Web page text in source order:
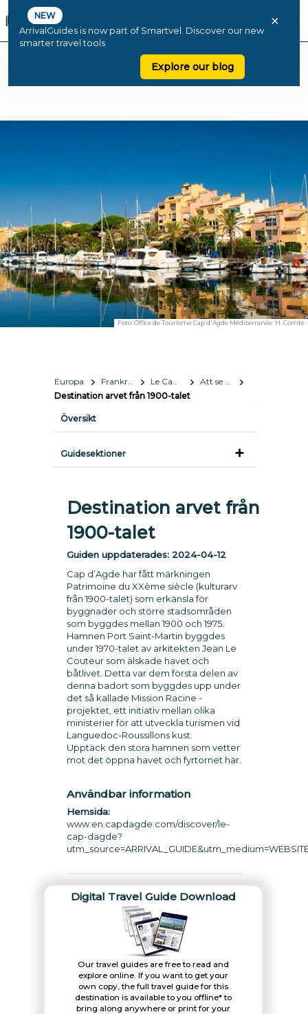
NEW
ArrivalGuides is now part of Smartvel. Discover our new
smarter travel tools
Explore our blog
×
Foto:Office de Tourisme Cap d'Agde Méditerranée: H. Comte
Europa Frankrike Le Cap d'Agde Méditerranée
Att se och göra
Destination arvet från 1900-talet
Översikt
Guidesektioner
Destination arvet från
1900-talet
Guiden uppdaterades: 2024-04-12
Cap d’Agde har fått märkningen
Patrimoine du XXème siècle (kulturarv
från 1900-talet) som erkänsla för
byggnader och större stadsområden
som byggdes mellan 1900 och 1975.
Hamnen Port Saint-Martin byggdes
under 1970-talet av arkitekten Jean Le
Couteur som älskade havet och
båtlivet. Detta var dem första delen av
denna badort som byggdes upp under
det så kallade Mission Racine -
projektet, ett initiativ mellan olika
ministerier för att utveckla turismen vid
Languedoc-Roussillons kust.
Upptäck den stora hamnen som vetter
mot det öppna havet och fyrtornet här.
Användbar information
Hemsida:
www.en.capdagde.com/discover/le-
cap-dagde?
Digital Travel Guide Download
Our travel guides are free to read and
explore online. If you want to get your
own copy, the full travel guide for this
destination is available to you offline* to
bring along anywhere or print for your